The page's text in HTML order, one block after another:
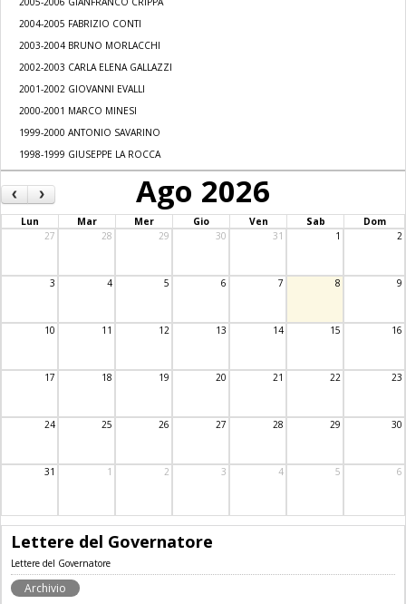
2004-2005 FABRIZIO CONTI
2003-2004 BRUNO MORLACCHI
2002-2003 CARLA ELENA GALLAZZI
2001-2002 GIOVANNI EVALLI
2000-2001 MARCO MINESI
1999-2000 ANTONIO SAVARINO
1998-1999 GIUSEPPE LA ROCCA
‹ › Ago 2026
Lun Mar Mer Gio Ven Sab
Dom
27
28 29 30 31 1 2
3 4 5 6 7 8 9
10 11 12 13 14 15 16
17 18 19 20 21 22 23
24 25 26 27 28 29 30
31 1 2 3 4 5 6
Lettere del Governatore
Lettere del Governatore
Archivio